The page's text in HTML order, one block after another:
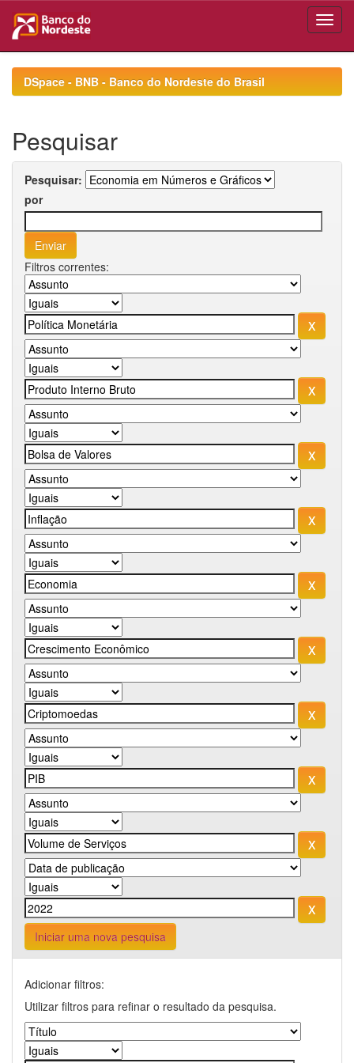
navigationDSpace - BNB - Banco do Nordeste do Brasil
Pesquisar
Pesquisar:
por
Filtros correntes:
Iniciar uma nova pesquisa
Adicionar filtros:
Utilizar filtros para refinar o resultado da pesquisa.